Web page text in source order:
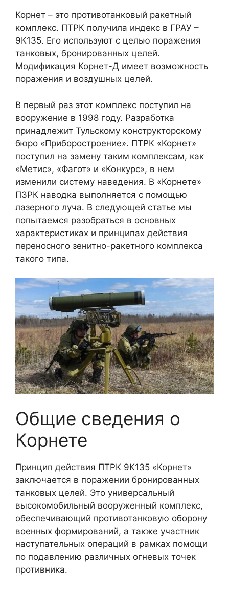
Корнет – это противотанковый ракетный
комплекс. ПТРК получила индекс в ГРАУ –
9К135. Его используют с целью поражения
танковых, бронированных целей.
Модификация Корнет-Д имеет возможность
поражения и воздушных целей.
В первый раз этот комплекс поступил на
вооружение в 1998 году. Разработка
принадлежит Тульскому конструкторскому
бюро «Приборостроение». ПТРК «Корнет»
поступил на замену таким комплексам, как
«Метис», «Фагот» и «Конкурс», в нем
изменили систему наведения. В «Корнете»
ПЗРК наводка выполняется с помощью
лазерного луча. В следующей статье мы
попытаемся разобраться в основных
характеристиках и принципах действия
переносного зенитно-ракетного комплекса
такого типа.
Общие сведения о
Корнете
Принцип действия ПТРК 9К135 «Корнет»
заключается в поражении бронированных
танковых целей. Это универсальный
высокомобильный вооруженный комплекс,
обеспечивающий противотанковую оборону
военных формирований, а также участник
наступательных операций в рамках помощи
по подавлению различных огневых точек
противника.